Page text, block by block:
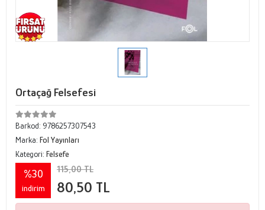
Ortaçağ Felsefesi
Barkod: 9786257307543
Marka: Fol Yayınları
Kategori: Felsefe
%30
indirim
115,00 TL
80,50 TL